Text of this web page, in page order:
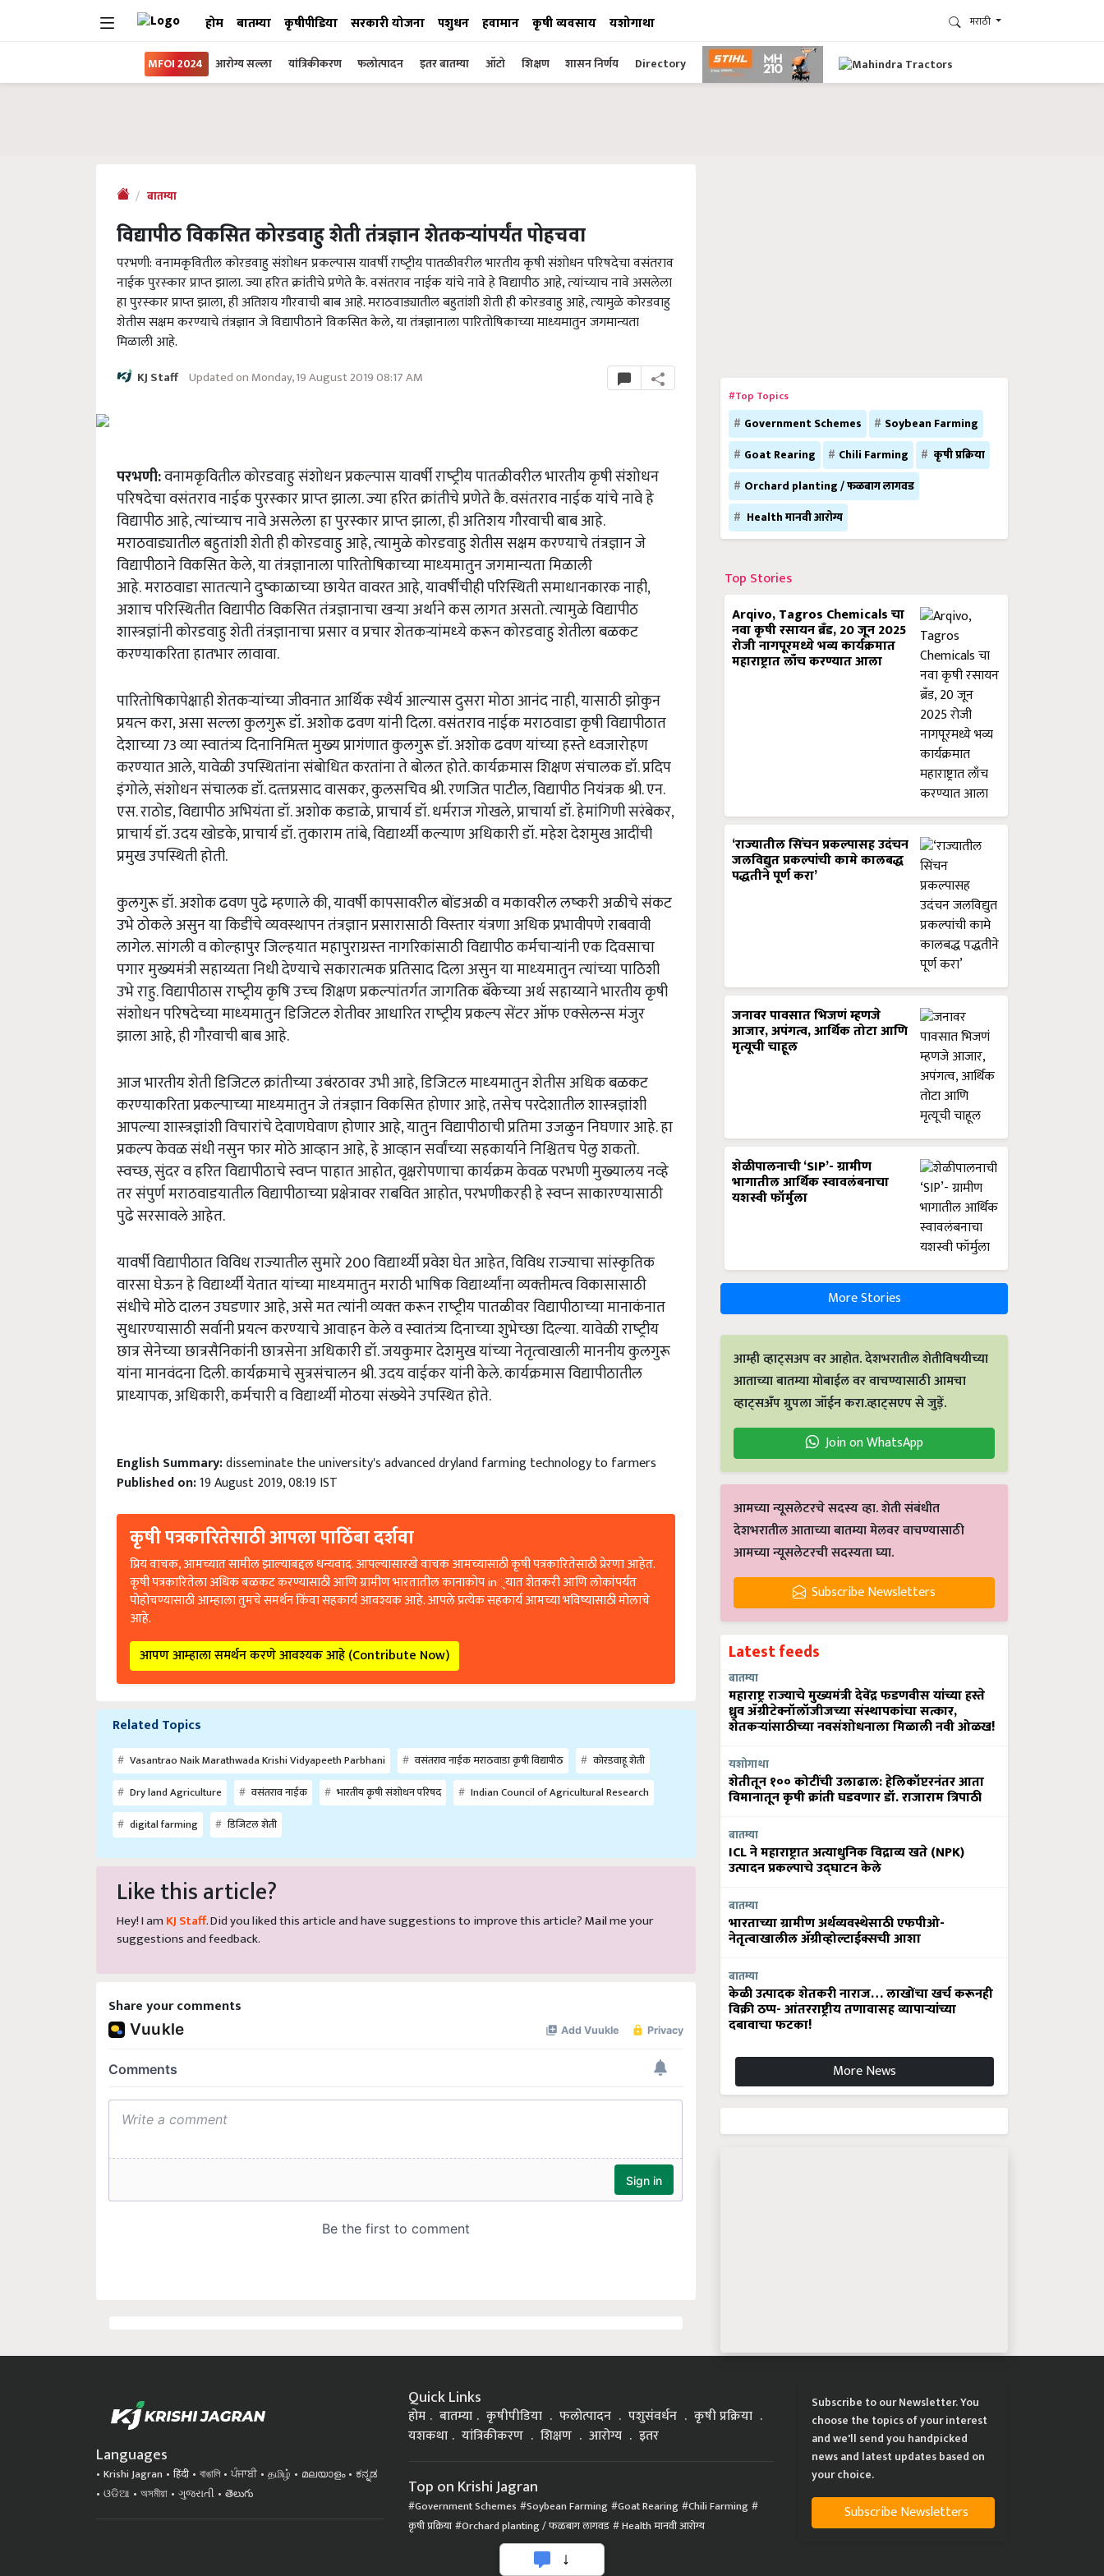
होम बातम्या कृषीपीडिया सरकारी योजना पशुधन हवामान कृषी व्यवसाय यशोगाथा मराठी
MFOI 2024 आरोग्य सल्ला यांत्रिकीकरण फलोत्पादन इतर बातम्या ऑटो शिक्षण शासन निर्णय Directory
बातम्या
विद्यापीठ विकसित कोरडवाहु शेती तंत्रज्ञान शेतकऱ्यांपर्यंत पोहचवा
परभणी: वनामकृवितील कोरडवाहु संशोधन प्रकल्‍पास यावर्षी राष्‍ट्रीय पातळीवरील भारतीय कृषी संशोधन परिषदेचा वसंतराव
नाईक पुरस्‍कार प्राप्‍त झाला. ज्‍या हरित क्रांतीचे प्रणेते कै. वसंतराव नाईक यांचे नावे हे विद्यापीठ आहे, त्‍यांच्‍याच नावे असलेला
हा पुरस्‍कार प्राप्‍त झाला, ही अतिशय गौरवाची बाब आहे. मराठवाड्यातील बहुतांशी शेती ही कोरडवाहु आहे, त्‍यामुळे कोरडवाहु
शेतीस सक्षम करण्‍याचे तंत्रज्ञान जे विद्यापीठाने विकसित केले, या तंत्रज्ञानाला पारितोषिकाच्‍या माध्‍यमातुन जगमान्‍यता
मिळाली आहे.
KJ Staff Updated on Monday, 19 August 2019 08:17 AM
परभणी:वनामकृवितील कोरडवाहु संशोधन प्रकल्‍पास यावर्षी राष्‍ट्रीय पातळीवरील भारतीय कृषी संशोधन
परिषदेचा वसंतराव नाईक पुरस्‍कार प्राप्‍त झाला. ज्‍या हरित क्रांतीचे प्रणेते कै. वसंतराव नाईक यांचे नावे हे
विद्यापीठ आहे, त्‍यांच्‍याच नावे असलेला हा पुरस्‍कार प्राप्‍त झाला, ही अतिशय गौरवाची बाब आहे.
मराठवाड्यातील बहुतांशी शेती ही कोरडवाहु आहे, त्‍यामुळे कोरडवाहु शेतीस सक्षम करण्‍याचे तंत्रज्ञान जे
विद्यापीठाने विकसित केले, या तंत्रज्ञानाला पारितोषिकाच्‍या माध्‍यमातुन जगमान्‍यता मिळाली
आहे.मराठवाडा सातत्‍याने दुष्‍काळाच्‍या छायेत वावरत आहे, यावर्षींचीही परिस्थिती समाधानकारक नाही,
अशाच परिस्थितीत विद्यापीठ विकसित तंत्रज्ञानाचा खऱ्या अर्थाने कस लागत असतो. त्‍यामुळे विद्यापीठ
शास्‍त्रज्ञांनी कोरडवाहु शेती तंत्रज्ञानाचा प्रसार व प्रचार शेतकऱ्यांमध्‍ये करून कोरडवाहु शेतीला बळकट
करण्‍याकरिता हातभार लावावा.
पारितोषिकापेक्षाही शेतकऱ्यांच्‍या जीवनात आर्थिक स्‍थैर्य आल्‍यास दुसरा मोठा आनंद नाही, यासाठी झोकुन
प्रयत्‍न करा, असा सल्‍ला कुलगुरू डॉ. अशोक ढवण यांनी दिला. वसंतराव नाईक मराठवाडा कृषी विद्यापीठात
देशाच्‍या 73 व्‍या स्‍वातंत्र्य दिनानिमित्‍त मुख्‍य प्रागंणात कुलगुरू डॉ. अशोक ढवण यांच्‍या हस्‍ते ध्‍वजारोहण
करण्‍यात आले, यावेळी उपस्थितांना संबोधित करतांना ते बोलत होते. कार्यक्रमास शिक्षण संचालक डॉ. प्रदिप
इंगोले, संशोधन संचालक डॉ. दत्‍तप्रसाद वासकर, कुलसचिव श्री. रणजित पाटील, विद्यापीठ नियंत्रक श्री. एन.
एस. राठोड, विद्यापीठ अभियंता डॉ. अशोक कडाळे, प्राचार्य डॉ. धर्मराज गोखले, प्राचार्या डॉ. हेमां‍गिणी सरंबेकर,
प्राचार्य डॉ. उदय खोडके, प्राचार्य डॉ. तुकाराम तांबे, विद्यार्थ्‍यी कल्‍याण अधिकारी डॉ. महेश देशमुख आदींची
प्रमुख उपस्थिती होती.
कुलगुरू डॉ. अशोक ढवण पुढे म्‍हणाले की, यावर्षी कापसावरील बोंडअळी व मकावरील लष्‍करी अळीचे संकट
उभे ठोकले असुन या किडींचे व्‍यवस्‍थापन तंत्रज्ञान प्रसारासाठी विस्‍तार यंत्रणा अधिक प्रभावीपणे राबवावी
लागेल. सांगली व कोल्‍हापुर जिल्‍हयात महापुराग्रस्‍त नागरिकांसाठी विद्यापीठ कर्मचाऱ्यांनी एक दिवसाचा
पगार मुख्‍यमंत्री सहाय्यता निधी देण्‍याचे सकारात्‍मक प्रतिसाद दिला असुन या माध्‍यमातुन त्‍यांच्‍या पाठिशी
उभे राहु. विद्यापीठास राष्‍ट्रीय कृषि उच्‍च शिक्षण प्रकल्‍पांतर्गत जागतिक बॅकेच्‍या अर्थ सहाय्याने भारतीय कृषी
संशोधन परिषदेच्‍या माध्‍यमातुन डिजिटल शेतीवर आधारित राष्‍ट्रीय प्रकल्‍प सेंटर ऑफ एक्सेलन्‍स मंजुर
झाला आहे, ही गौरवाची बाब आहे.
आज भारतीय शेती डिजिटल क्रांतीच्‍या उबंरठावर उभी आहे, डिजिटल माध्‍यमातुन शेतीस अधिक बळकट
करण्‍याकरिता प्रकल्‍पाच्‍या माध्‍यमातुन जे तंत्रज्ञान विकसित होणार आहे, तसेच परदेशातील शास्‍त्रज्ञांशी
आपल्‍या शास्‍त्रज्ञांशी विचारांचे देवाणघेवाण होणार आहे, यातुन विद्यापीठाची प्रतिमा उजळुन निघणार आहे. हा
प्रकल्‍प केवळ संधी नसुन फार मोठे आव्‍हान आहे, हे आव्‍हान सर्वांच्‍या सहकार्याने निश्चितच पेलु शकतो.
स्‍वच्‍छ, सुंदर व हरित विद्यापीठाचे स्‍वप्‍न पाहात आहोत, वृक्षरोपणाचा कार्यक्रम केवळ परभणी मुख्‍यालय नव्‍हे
तर संपुर्ण मराठवाडयातील विद्यापीठाच्‍या प्रक्षेत्रावर राबवित आहोत, परभणीकरही हे स्‍वप्‍न साकारण्‍यासाठी
पुढे सरसावले आहेत.
यावर्षी विद्यापीठात विविध राज्‍यातील सुमारे 200 विद्यार्थ्‍यी प्रवेश घेत आहेत, विविध राज्‍याचा सांस्‍कृतिक
वारसा घेऊन हे विद्यार्थ्‍यी येतात यांच्‍या माध्‍यमातुन मराठी भाषिक विद्यार्थ्‍यांना व्यक्‍तीमत्‍व विकासासाठी
संधीचे मोठे दालन उघडणार आहे, असे मत त्‍यांनी व्‍यक्‍त करून राष्‍ट्रीय पातळीवर विद्यापीठाच्‍या मानाकंनात
सुधारण्‍यासाठी सर्वानी प्रयत्‍न करण्‍याचे आवाहन केले व स्‍वातंत्र्य दिनाच्‍या शुभेच्‍छा दिल्‍या. यावेळी राष्‍ट्रीय
छात्र सेनेच्‍या छात्रसैनिकांनी छात्रसेना अधिकारी डॉ. जयकुमार देशमुख यांच्‍या नेतृत्‍वाखाली माननीय कुलगुरू
यांना मानवंदना दिली. कार्यक्रमाचे सुत्रसंचालन श्री. उदय वाईकर यांनी केले. कार्यक्रमास विद्यापीठातील
प्राध्‍यापक, अधिकारी, कर्मचारी व विद्यार्थ्‍यी मोठया संख्‍येने उपस्थित होते.
English Summary:disseminate the university's advanced dryland farming technology to farmers
Published on:19 August 2019, 08:19 IST
कृषी पत्रकारितेसाठी आपला पाठिंबा दर्शवा
प्रिय वाचक, आमच्यात सामील झाल्याबद्दल धन्यवाद. आपल्यासारखे वाचक आमच्यासाठी कृषी पत्रकारितेसाठी प्रेरणा आहेत.
कृषी पत्रकारितेला अधिक बळकट करण्यासाठी आणि ग्रामीण भारतातील कानाकोप in्यात शेतकरी आणि लोकांपर्यंत
पोहोचण्यासाठी आम्हाला तुमचे समर्थन किंवा सहकार्य आवश्यक आहे. आपले प्रत्येक सहकार्य आमच्या भविष्यासाठी मोलाचे
आहे.
आपण आम्हाला समर्थन करणे आवश्यक आहे (Contribute Now)
Related Topics
Vasantrao Naik Marathwada Krishi Vidyapeeth Parbhani वसंतराव नाईक मराठवाडा कृषी विद्यापीठ
कोरडवाहू शेती
Dry land Agriculture
वसंतराव नाईक भारतीय कृषी संशोधन परिषद
Indian Council of Agricultural Research
digital farming
डिजिटल शेती
Like this article?
Hey! I am KJ Staff. Did you liked this article and have suggestions to improve this article?Mailme your
suggestions and feedback.
Share your comments
#Top Topics
Government Schemes
Soybean Farming
Goat Rearing
Chili Farming
कृषी प्रक्रिया
Orchard planting / फळबाग लागवड
Health मानवी आरोग्य
Top Stories
Arqivo, Tagros Chemicals चा
नवा कृषी रसायन ब्रँड, 20 जून 2025
रोजी नागपूरमध्ये भव्य कार्यक्रमात
महाराष्ट्रात लाँच करण्यात आला
‘राज्यातील सिंचन प्रकल्पासह उदंचन
जलविद्युत प्रकल्पांची कामे कालबद्ध
पद्धतीने पूर्ण करा’
जनावर पावसात भिजणं म्हणजे
आजार, अपंगत्व, आर्थिक तोटा आणि
मृत्यूची चाहूल
शेळीपालनाची ‘SIP’- ग्रामीण
भागातील आर्थिक स्वावलंबनाचा
यशस्वी फॉर्मुला
More Stories
आम्ही व्हाट्सअप वर आहोत. देशभरातील शेतीविषयीच्या
आताच्या बातम्या मोबाईल वर वाचण्यासाठी आमचा
व्हाट्सअँप ग्रुपला जॉईन करा.व्हाट्सएप से जुड़ें.
Join on WhatsApp
आमच्या न्यूसलेटरचे सदस्य व्हा. शेती संबंधीत
देशभरातील आताच्या बातम्या मेलवर वाचण्यासाठी
आमच्या न्यूसलेटरची सदस्यता घ्या.
Subscribe Newsletters
Latest feeds
बातम्या
महाराष्ट्र राज्याचे मुख्यमंत्री देवेंद्र फडणवीस यांच्या हस्ते
ध्रुव ॲग्रीटेक्नॉलॉजीजच्या संस्थापकांचा सत्कार,
शेतकऱ्यांसाठीच्या नवसंशोधनाला मिळाली नवी ओळख!
यशोगाथा
शेतीतून १०० कोटींची उलाढाल: हेलिकॉप्टरनंतर आता
विमानातून कृषी क्रांती घडवणार डॉ. राजाराम त्रिपाठी
बातम्या
ICL ने महाराष्ट्रात अत्याधुनिक विद्राव्य खते (NPK)
उत्पादन प्रकल्पाचे उद्घाटन केले
बातम्या
भारताच्या ग्रामीण अर्थव्यवस्थेसाठी एफपीओ-
नेतृत्वाखालील अ‍ॅग्रीव्होल्टाईक्सची आशा
बातम्या
केळी उत्पादक शेतकरी नाराज… लाखोंचा खर्च करूनही
विक्री ठप्प- आंतरराष्ट्रीय तणावासह व्यापाऱ्यांच्या
दबावाचा फटका!
More News
Languages
Krishi Jagran हिंदी বাঙালি ਪੰਜਾਬੀ தமிழ் മലയാളം
ಕನ್ನಡ
ଓଡିଆ
অসমীয়া ગુજરાતી తెలుగు
Quick Links
होम बातम्या कृषीपीडिया फलोत्पादन पशुसंवर्धन
कृषी प्रक्रिया
यशकथा
यांत्रिकीकरण शिक्षण आरोग्य इतर
Top on Krishi Jagran
Government Schemes Soybean Farming Goat Rearing Chili Farming
कृषी प्रक्रिया Orchard planting / फळबाग लागवड Health मानवी आरोग्य
Subscribe to our Newsletter. You
choose the topics of your interest
and we'll send you handpicked
news and latest updates based on
your choice.
Subscribe Newsletters